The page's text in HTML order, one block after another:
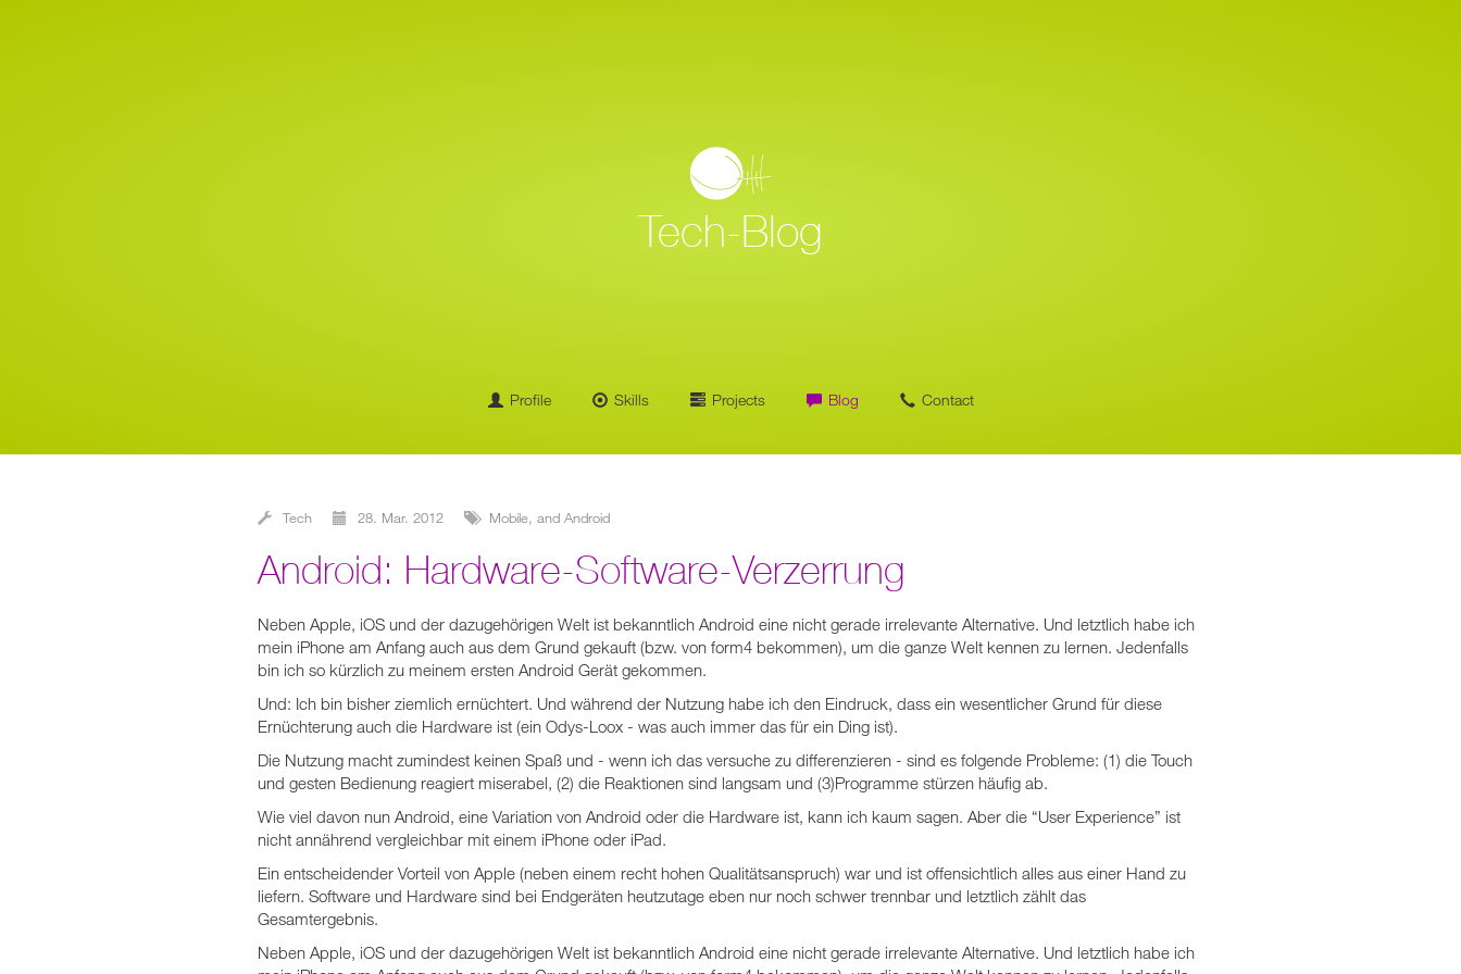
Tech-Blog
Profile Skills Projects Blog Contact
Tech 28. Mar. 2012 Mobile, and Android
Android: Hardware-Software-Verzerrung
Neben Apple, iOS und der dazugehörigen Welt ist bekanntlich Android eine nicht gerade irrelevante Alternative. Und letztlich habe ich
mein iPhone am Anfang auch aus dem Grund gekauft (bzw. von form4 bekommen), um die ganze Welt kennen zu lernen. Jedenfalls
bin ich so kürzlich zu meinem ersten Android Gerät gekommen.
Und: Ich bin bisher ziemlich ernüchtert. Und während der Nutzung habe ich den Eindruck, dass ein wesentlicher Grund für diese
Ernüchterung auch die Hardware ist (ein Odys-Loox - was auch immer das für ein Ding ist).
Die Nutzung macht zumindest keinen Spaß und - wenn ich das versuche zu differenzieren - sind es folgende Probleme: (1) die Touch
und gesten Bedienung reagiert miserabel, (2) die Reaktionen sind langsam und (3)Programme stürzen häufig ab.
Wie viel davon nun Android, eine Variation von Android oder die Hardware ist, kann ich kaum sagen. Aber die “User Experience” ist
nicht annährend vergleichbar mit einem iPhone oder iPad.
Ein entscheidender Vorteil von Apple (neben einem recht hohen Qualitätsanspruch) war und ist offensichtlich alles aus einer Hand zu
liefern. Software und Hardware sind bei Endgeräten heutzutage eben nur noch schwer trennbar und letztlich zählt das
Gesamtergebnis.
Neben Apple, iOS und der dazugehörigen Welt ist bekanntlich Android eine nicht gerade irrelevante Alternative. Und letztlich habe ich